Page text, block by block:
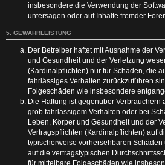
insbesondere die Verwendung der
untersagen oder auf Inhalte fremder
5. GEWÄHRLEISTUNG
Der Betreiber haftet mit Ausnahme der
und Gesundheit und der Verletzung
(Kardinalpflichten) nur für Schäden, die
fahrlässiges Verhalten zurückzuführen
Folgeschäden wie insbesondere
Die Haftung ist gegenüber Verbrauchern
grob fahrlässigem Verhalten oder bei
Leben, Körper und Gesundheit und der
Vertragspflichten (Kardinalpflichten) auf
typischerweise vorhersehbaren
auf die vertragstypischen